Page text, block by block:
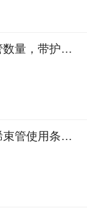
PE-ZKM-10×12芯管数量，带护套的塑料束管
PE-ZKW10*1聚乙烯束管使用条件，12mm聚乙烯束管